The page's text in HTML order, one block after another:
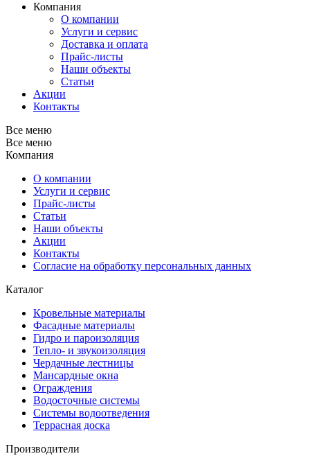
Компания
О компании
Услуги и сервис
Доставка и оплата
Прайс-листы
Наши объекты
Статьи
Акции
Контакты
Все меню
Все меню
Компания
О компании
Услуги и сервис
Прайс-листы
Cтатьи
Наши объекты
Акции
Контакты
Согласие на обработку персональных данных
Каталог
Кровельные материалы
Фасадные материалы
Гидро и пароизоляция
Тепло- и звукоизоляция
Чердачные лестницы
Мансардные окна
Ограждения
Водосточные системы
Системы водоотведения
Террасная доска
Производители